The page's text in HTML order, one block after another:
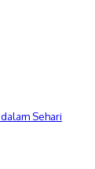
Sehari